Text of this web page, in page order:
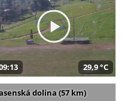
29,9 °C
dolina (57 km)